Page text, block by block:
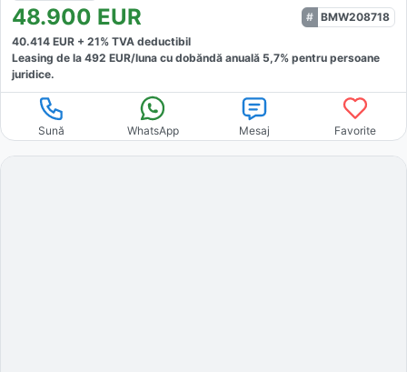
48.900 EUR
BMW208718
40.414 EUR + 21% TVA deductibil
Leasing de la 492 EUR/luna cu dobăndă anuală 5,7% pentru persoane
juridice.
Sună WhatsApp Mesaj Favorite